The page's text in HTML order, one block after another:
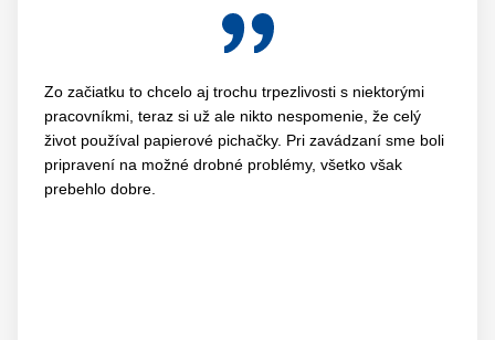
Zo začiatku to chcelo aj trochu trpezlivosti s niektorými
pracovníkmi, teraz si už ale nikto nespomenie, že celý
život používal papierové pichačky. Pri zavádzaní sme boli
pripravení na možné drobné problémy, všetko však
prebehlo dobre.